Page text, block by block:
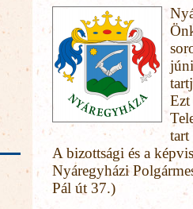
Ezt
tart
A bizottsági és a
Nyáregyházi
Pál út 37.)